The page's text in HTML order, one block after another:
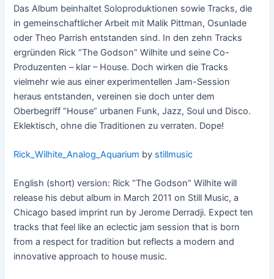
Das Album beinhaltet Soloproduktionen sowie Tracks, die
in gemeinschaftlicher Arbeit mit Malik Pittman, Osunlade
oder Theo Parrish entstanden sind. In den zehn Tracks
ergründen Rick “The Godson” Wilhite und seine Co-
Produzenten – klar – House. Doch wirken die Tracks
vielmehr wie aus einer experimentellen Jam-Session
heraus entstanden, vereinen sie doch unter dem
Oberbegriff “House” urbanen Funk, Jazz, Soul und Disco.
Eklektisch, ohne die Traditionen zu verraten. Dope!
Rick_Wilhite_Analog_Aquarium by stillmusic
English (short) version: Rick “The Godson” Wilhite will
release his debut album in March 2011 on Still Music, a
Chicago based imprint run by Jerome Derradji. Expect ten
tracks that feel like an eclectic jam session that is born
from a respect for tradition but reflects a modern and
innovative approach to house music.